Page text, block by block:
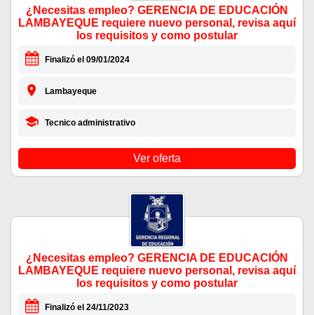
¿Necesitas empleo? GERENCIA DE EDUCACIÓN
LAMBAYEQUE requiere nuevo personal, revisa aquí
los requisitos y como postular
Finalizó el 09/01/2024
Lambayeque
Tecnico administrativo
Ver oferta
¿Necesitas empleo? GERENCIA DE EDUCACIÓN
LAMBAYEQUE requiere nuevo personal, revisa aquí
los requisitos y como postular
Finalizó el 24/11/2023